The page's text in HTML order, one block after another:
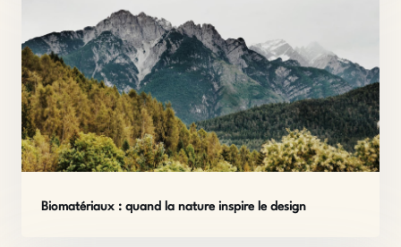
Biomatériaux : quand la nature inspire le design